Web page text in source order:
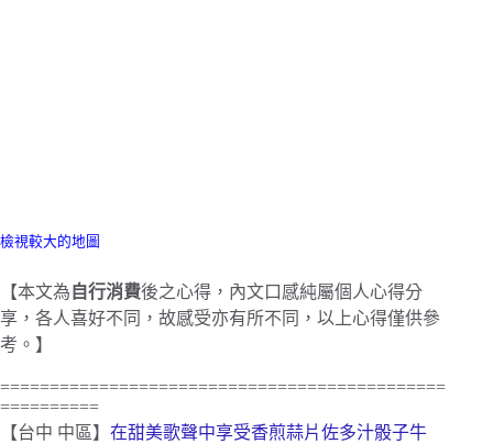
檢視較大的地圖
【本文為 自行消費後之心得，內文口感純屬個人心得分
享，各人喜好不同，故感受亦有所不同，以上心得僅供參
考。】
=============================================
==========
【台中 中區】 在甜美歌聲中享受香煎蒜片佐多汁骰子牛